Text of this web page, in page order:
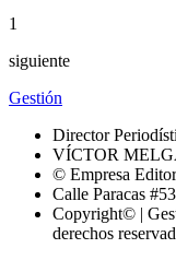
1
siguiente
Gestión
Director
VÍCTOR
© Empresa
Calle Paracas
Copyright© |
derechos